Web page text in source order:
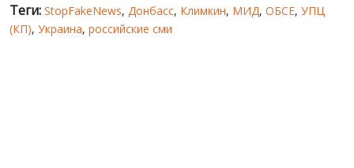
Теги: StopFakeNews, Донбасс, Климкин, МИД, ОБСЕ, УПЦ
(КП), Украина, российские сми